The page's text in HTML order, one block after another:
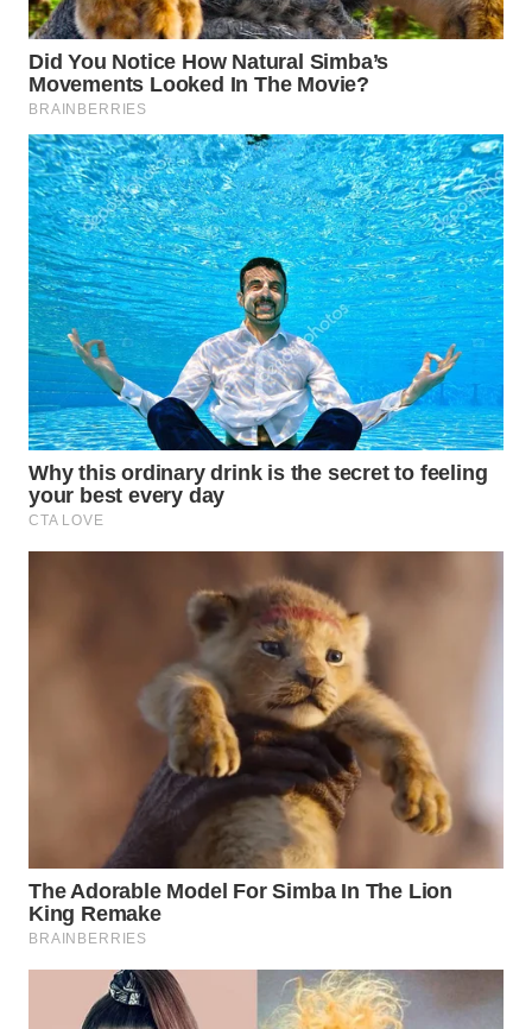
WN
PRIANGAN
TIMUR
WN
SEMARANG
WN
SOLO
WN
BOROBUDUR
WN
MADURA
WN
WN
LIKUPANG
LABUANBAJO